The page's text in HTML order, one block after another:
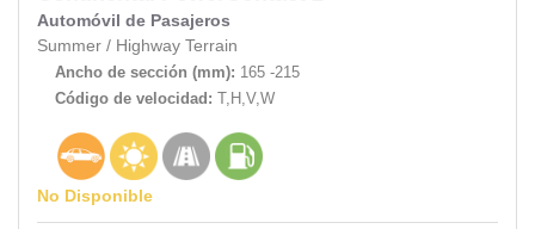
Automóvil de Pasajeros
Summer / Highway Terrain
Ancho de sección (mm): 165 -215
Código de velocidad: T,H,V,W
No Disponible